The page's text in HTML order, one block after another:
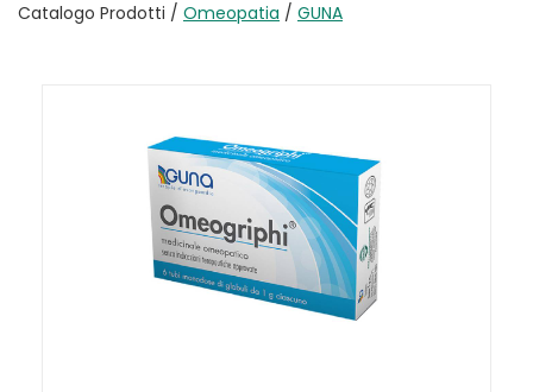
Catalogo Prodotti / Omeopatia / GUNA